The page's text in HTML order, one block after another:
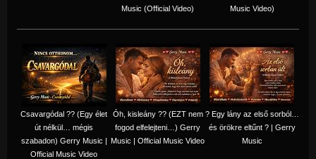
Music (Official Video)
Music Video)
Csavargódal ?? (Egy élet
út nélkül… mégis
szabadon) Gerry Music |
Official Music Video
Óh, kisleány ?? (EZT nem
fogod elfelejteni…) Gerry
Music | Official Music Video
? Egy lány az első sorból…
és örökre eltűnt ? | Gerry
Music